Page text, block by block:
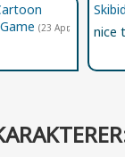
(23 Apr,
nice